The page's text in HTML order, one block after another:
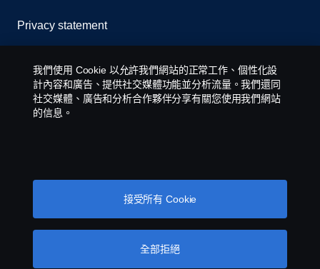
Privacy statement
Whistleblowing
我們使用 Cookie 以允許我們網站的正常工作、個性化設
計內容和廣告、提供社交媒體功能並分析流量。我們還同
社交媒體、廣告和分析合作夥伴分享有關您使用我們網站
的信息。
全部拒絕
接受所有 Cookie